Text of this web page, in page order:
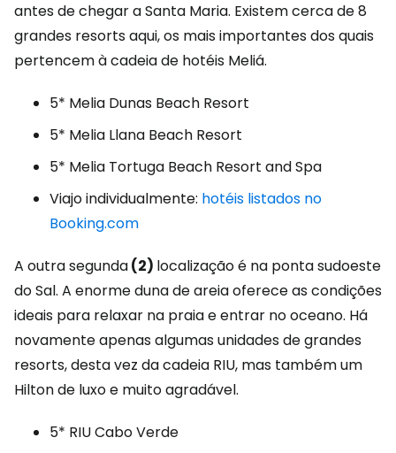
antes de chegar a Santa Maria. Existem cerca de 8
grandes resorts aqui, os mais importantes dos quais
pertencem à cadeia de hotéis Meliá.
5* Melia Dunas Beach Resort
5* Melia Llana Beach Resort
5* Melia Tortuga Beach Resort and Spa
Viajo individualmente: hotéis listados no
Booking.com
A outra segunda(2) localização é na ponta sudoeste
do Sal. A enorme duna de areia oferece as condições
ideais para relaxar na praia e entrar no oceano. Há
novamente apenas algumas unidades de grandes
resorts, desta vez da cadeia RIU, mas também um
Hilton de luxo e muito agradável.
5* RIU Cabo Verde